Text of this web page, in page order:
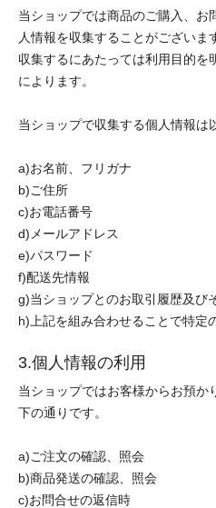
当ショップでは商品のご購入、お
人情報を収集することがございま
収集するにあたっては利用目的を
によります。
当ショップで収集する個人情報は
a)お名前、フリガナ
b)ご住所
c)お電話番号
d)メールアドレス
e)パスワード
f)配送先情報
g)当ショップとのお取引履歴及び
h)上記を組み合わせることで特定
3.個人情報の利用
当ショップではお客様からお預か
下の通りです。
a)ご注文の確認、照会
b)商品発送の確認、照会
c)お問合せの返信時